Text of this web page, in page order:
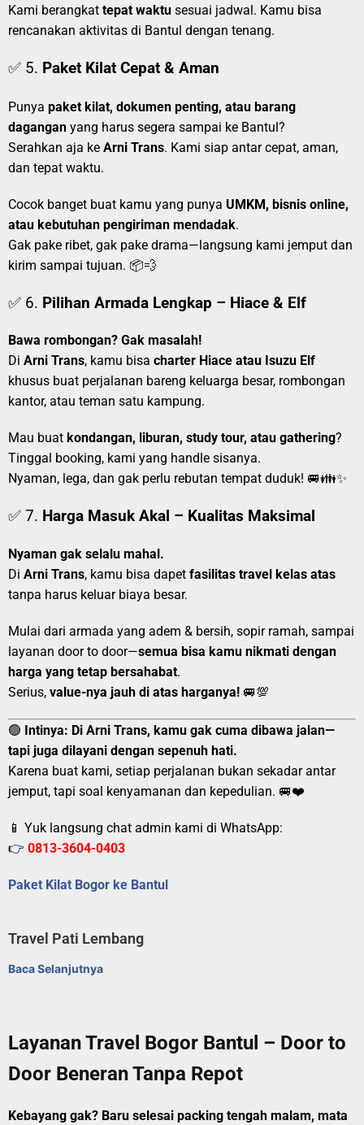
Kami berangkat tepat waktu sesuai jadwal. Kamu bisa
rencanakan aktivitas di Bantul dengan tenang.
✅ 5. Paket Kilat Cepat & Aman
Punya paket kilat, dokumen penting, atau barang
dagangan yang harus segera sampai ke Bantul?
Serahkan aja ke Arni Trans. Kami siap antar cepat, aman,
dan tepat waktu.
Cocok banget buat kamu yang punya UMKM, bisnis online,
atau kebutuhan pengiriman mendadak.
Gak pake ribet, gak pake drama—langsung kami jemput dan
kirim sampai tujuan. 📦💨
✅ 6. Pilihan Armada Lengkap – Hiace & Elf
Bawa rombongan? Gak masalah!
Di Arni Trans, kamu bisa charter Hiace atau Isuzu Elf
khusus buat perjalanan bareng keluarga besar, rombongan
kantor, atau teman satu kampung.
Mau buat kondangan, liburan, study tour, atau gathering?
Tinggal booking, kami yang handle sisanya.
Nyaman, lega, dan gak perlu rebutan tempat duduk! 🚐👪✨
✅ 7. Harga Masuk Akal – Kualitas Maksimal
Nyaman gak selalu mahal.
Di Arni Trans, kamu bisa dapet fasilitas travel kelas atas
tanpa harus keluar biaya besar.
Mulai dari armada yang adem & bersih, sopir ramah, sampai
layanan door to door—semua bisa kamu nikmati dengan
harga yang tetap bersahabat.
Serius, value-nya jauh di atas harganya! 🚐💯
🟢 Intinya: Di Arni Trans, kamu gak cuma dibawa jalan—
tapi juga dilayani dengan sepenuh hati.
Karena buat kami, setiap perjalanan bukan sekadar antar
jemput, tapi soal kenyamanan dan kepedulian. 🚐❤️
📱 Yuk langsung chat admin kami di WhatsApp:
👉 0813-3604-0403
Paket Kilat Bogor ke Bantul
Travel Pati Lembang
Baca Selanjutnya
Layanan Travel Bogor Bantul – Door to
Door Beneran Tanpa Repot
Kebayang gak? Baru selesai packing tengah malam, mata